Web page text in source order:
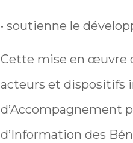
• soutienne le
Cette mise en œuvre
acteurs et dispositifs
d’Accompagnement
d’Information des